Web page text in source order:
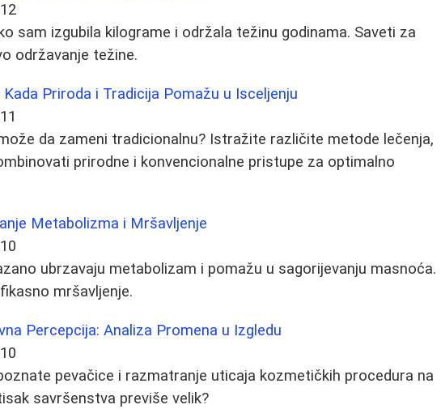
sam izgubila kilograme i održala težinu godinama. Saveti za
održavanje težine.
Priroda i Tradicija Pomažu u Isceljenju
da zameni tradicionalnu? Istražite različite metode lečenja,
prirodne i konvencionalne pristupe za optimalno
Metabolizma i Mršavljenje
ubrzavaju metabolizam i pomažu u sagorijevanju masnoća.
mršavljenje.
Percepcija: Analiza Promena u Izgledu
pevačice i razmatranje uticaja kozmetičkih procedura na
savršenstva previše velik?